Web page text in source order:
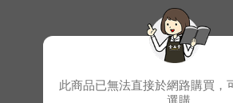
此商品已無法直接於網路購買，
選購